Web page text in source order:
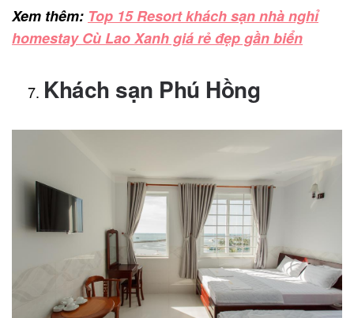
Xem thêm: Top 15 Resort khách sạn nhà nghỉ
homestay Cù Lao Xanh giá rẻ đẹp gần biển
Khách sạn Phú Hồng